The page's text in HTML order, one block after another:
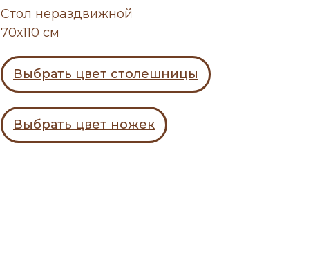
Стол нераздвижной
70х110 см
Выбрать цвет столешницы
Выбрать цвет ножек